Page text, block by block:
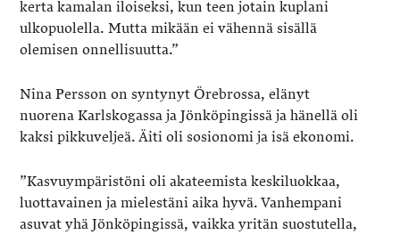
kerta kamalan iloiseksi, kun teen jotain kuplani
ulkopuolella. Mutta mikään ei vähennä sisällä
olemisen onnellisuutta.”
Nina Persson on syntynyt Örebrossa, elänyt
nuorena Karlskogassa ja Jönköpingissä ja hänellä oli
kaksi pikkuveljeä. Äiti oli sosionomi ja isä ekonomi.
”Kasvuympäristöni oli akateemista keskiluokkaa,
luottavainen ja mielestäni aika hyvä. Vanhempani
asuvat yhä Jönköpingissä, vaikka yritän suostutella,